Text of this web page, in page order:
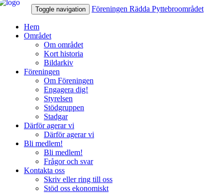
Toggle navigation Föreningen Rädda Pyttebroområdet
Hem
Området
Om området
Kort historia
Bildarkiv
Föreningen
Om Föreningen
Engagera dig!
Styrelsen
Stödgruppen
Stadgar
Därför agerar vi
Därför agerar vi
Bli medlem!
Bli medlem!
Frågor och svar
Kontakta oss
Skriv eller ring till oss
Stöd oss ekonomiskt